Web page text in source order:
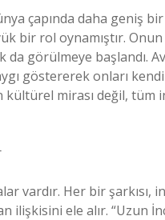
çapında daha geniş
bir rol oynamıştır.
görülmeye başlandı.
göstererek onları
mirası değil, tüm
vardır. Her bir şarkısı,
ilişkisini ele alır. “Uzun